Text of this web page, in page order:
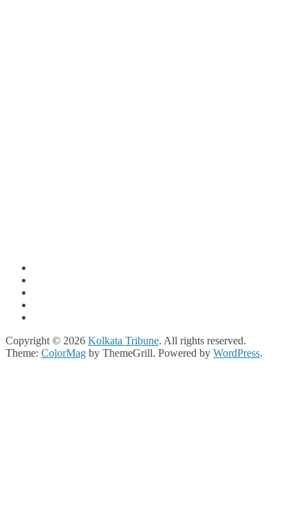
Copyright © 2026 Kolkata Tribune. All rights reserved.
Theme: ColorMag by ThemeGrill. Powered by WordPress.